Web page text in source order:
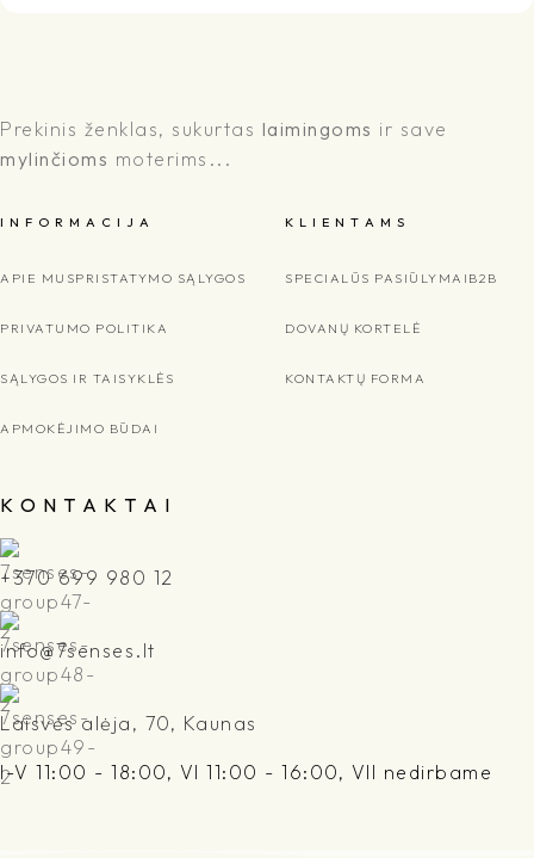
Prekinis ženklas, sukurtas laimingoms ir save
mylinčioms moterims...
I N F O R M A C I J A
APIE MUSPRISTATYMO SĄLYGOS
PRIVATUMO POLITIKA
SĄLYGOS IR TAISYKLĖS
APMOKĖJIMO BŪDAI
K L I E N T A M S
SPECIALŪS PASIŪLYMAI B2B
DOVANŲ KORTELĖ
KONTAKTŲ FORMA
K O N T A K T A I
+370 699 980 12
info@7senses.lt
Laisvės alėja, 70, Kaunas
I-V 11:00 - 18:00, VI 11:00 - 16:00, VII nedirbame